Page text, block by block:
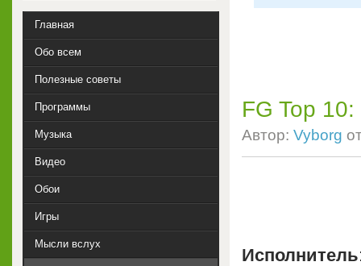
FG Top
Автор: Vyborg
Исполнитель
Главная
Обо всем
Полезные советы
Программы
Музыка
Видео
Обои
Игры
Мысли вслух